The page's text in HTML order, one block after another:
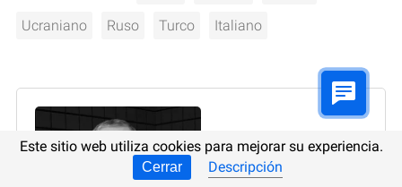
Ucraniano Ruso Turco Italiano
Este sitio web utiliza cookies para mejorar su experiencia.
Cerrar Descripción